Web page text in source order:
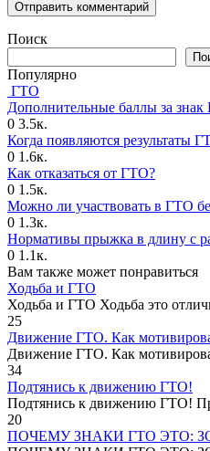
Поиск
Популярно
ГТО
Дополнительные баллы за
0 3.5к.
Когда появляются результаты
0 1.6к.
Как отказаться от ГТО?
0 1.5к.
Можно ли участвовать в ГТО
0 1.3к.
Нормативы прыжка в длину с
0 1.1к.
Вам также может понравиться
Ходьба и ГТО
Ходьба и ГТО Ходьба это
25
Движение ГТО. Как
Движение ГТО. Как
34
Подтянись к движению ГТО!
Подтянись к движению ГТО!
20
ПОЧЕМУ ЗНАКИ ГТО ЭТО: